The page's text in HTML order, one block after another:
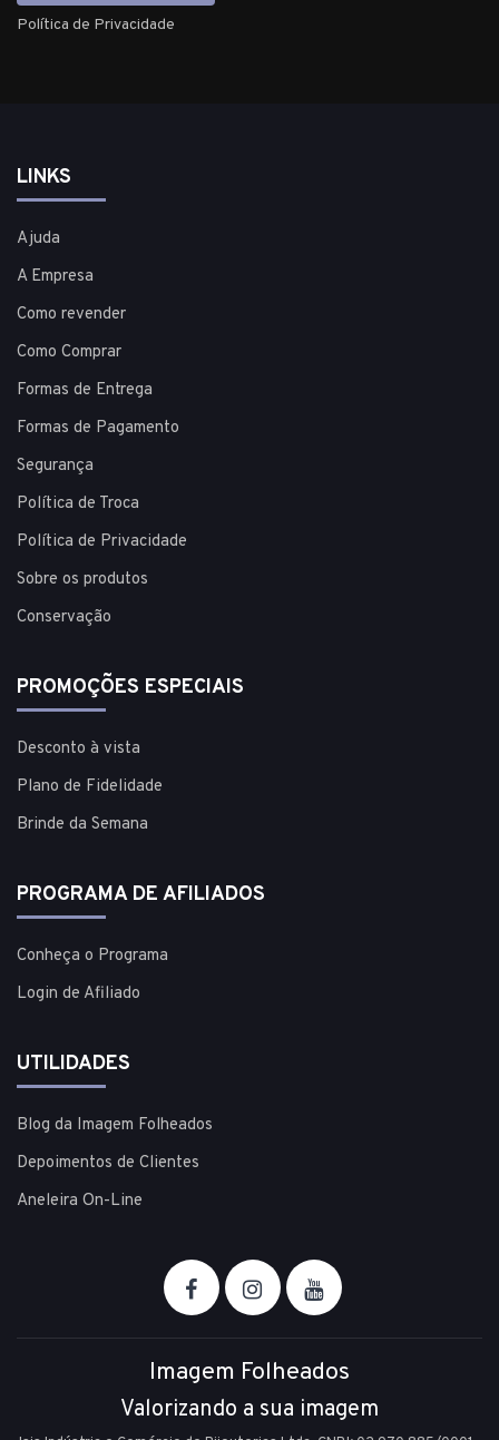
Política de Privacidade
LINKS
Ajuda
A Empresa
Como revender
Como Comprar
Formas de Entrega
Formas de Pagamento
Segurança
Política de Troca
Política de Privacidade
Sobre os produtos
Conservação
PROMOÇÕES ESPECIAIS
Desconto à vista
Plano de Fidelidade
Brinde da Semana
PROGRAMA DE AFILIADOS
Conheça o Programa
Login de Afiliado
UTILIDADES
Blog da Imagem Folheados
Depoimentos de Clientes
Aneleira On-Line
Imagem Folheados
Valorizando a sua imagem